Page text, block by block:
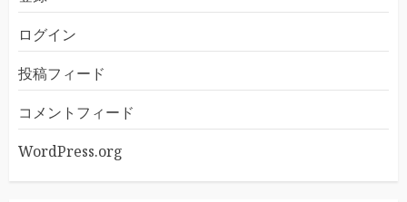
ログイン
投稿フィード
コメントフィード
WordPress.org